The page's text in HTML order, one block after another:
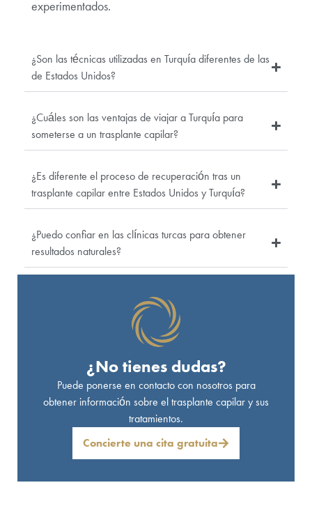
¿No tienes dudas?
Puede ponerse en contacto con nosotros para
obtener información sobre el trasplante capilar y sus
tratamientos.
Concierte una cita gratuita
experimentados.
¿Son las técnicas utilizadas en Turquía diferentes de las
de Estados Unidos?
¿Cuáles son las ventajas de viajar a Turquía para
someterse a un trasplante capilar?
¿Es diferente el proceso de recuperación tras un
trasplante capilar entre Estados Unidos y Turquía?
¿Puedo confiar en las clínicas turcas para obtener
resultados naturales?